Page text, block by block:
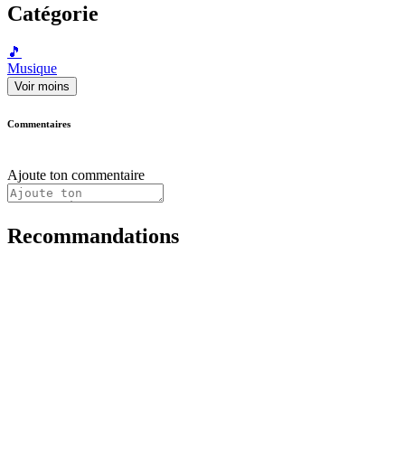
Catégorie
🎵
Musique
Voir moins
Commentaires
Ajoute ton commentaire
Recommandations